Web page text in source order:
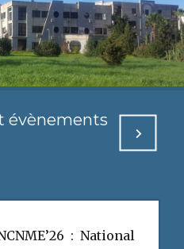
évènements
: National